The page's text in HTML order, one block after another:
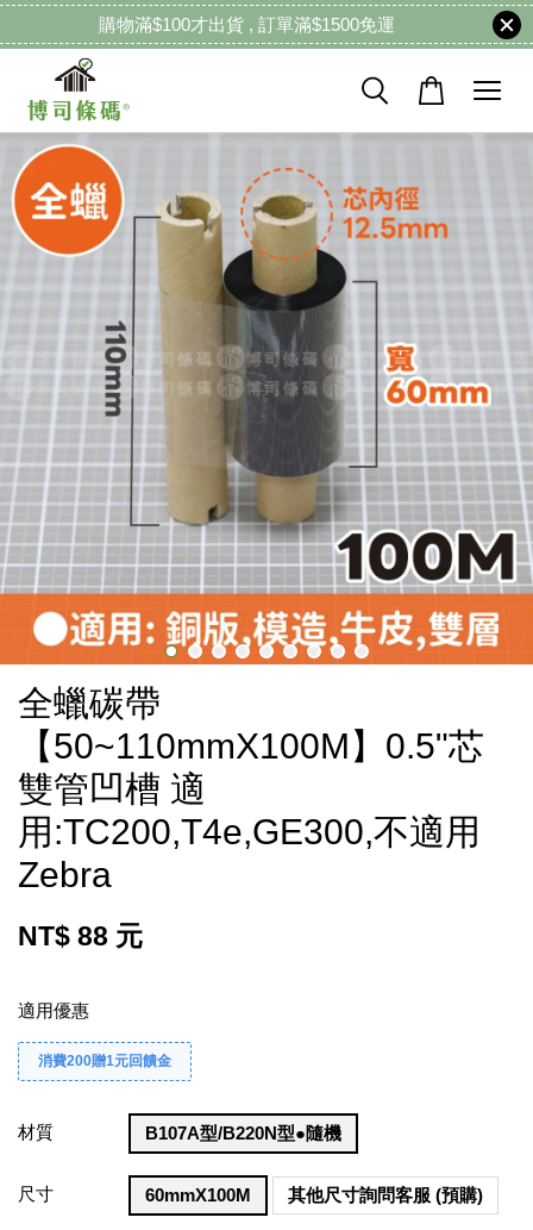
購物滿$100才出貨 , 訂單滿$1500免運
全蠟碳帶
【50~110mmX100M】0.5"芯
雙管凹槽 適
用:TC200,T4e,GE300,不適用
Zebra
NT$ 88 元
適用優惠
消費200贈1元回饋金
材質 B107A型/B220N型●隨機
尺寸 60mmX100M 其他尺寸詢問客服 (預購)